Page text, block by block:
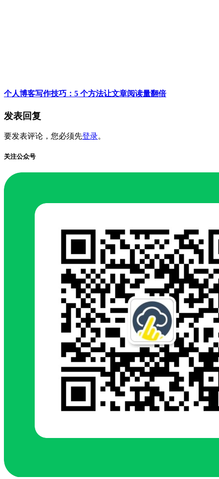
个人博客写作技巧：5 个方法让文章阅读量翻倍
发表回复
要发表评论，您必须先登录。
关注公众号